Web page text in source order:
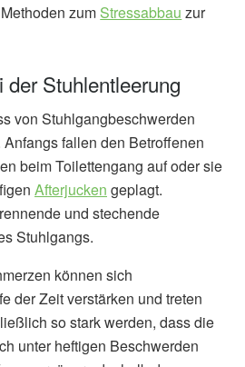
zum Stressabbau zur
Stuhlentleerung
von Stuhlgangbeschwerden
fallen den Betroffenen
beim Toilettengang auf oder sie
Afterjucken geplagt.
und stechende
Stuhlgangs.
können sich
der Zeit verstärken und treten
so stark werden, dass die
unter heftigen Beschwerden